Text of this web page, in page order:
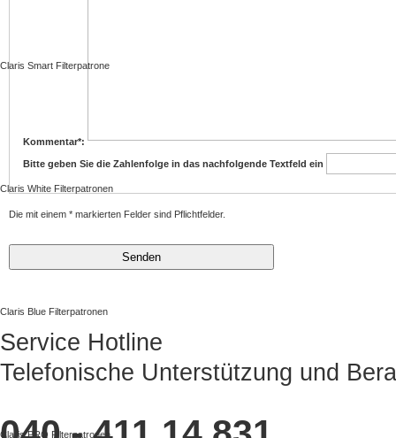
Claris Smart Filterpatrone
Claris White Filterpatronen
Claris Blue Filterpatronen
Claris PRO Filterpatronen
Kommentar*:
Bitte geben Sie die Zahlenfolge in das nachfolgende Textfeld ein
Die mit einem * markierten Felder sind Pflichtfelder.
Service Hotline
Telefonische Unterstützung und